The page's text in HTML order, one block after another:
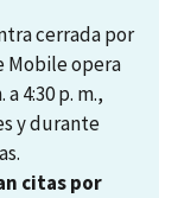
cerrada por
Mobile opera
4:30 p. m.,
y durante
citas por